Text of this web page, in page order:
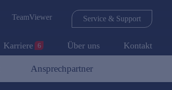
TeamViewer Service & Support
Karriere 6 Über uns Kontakt
Ansprechpartner